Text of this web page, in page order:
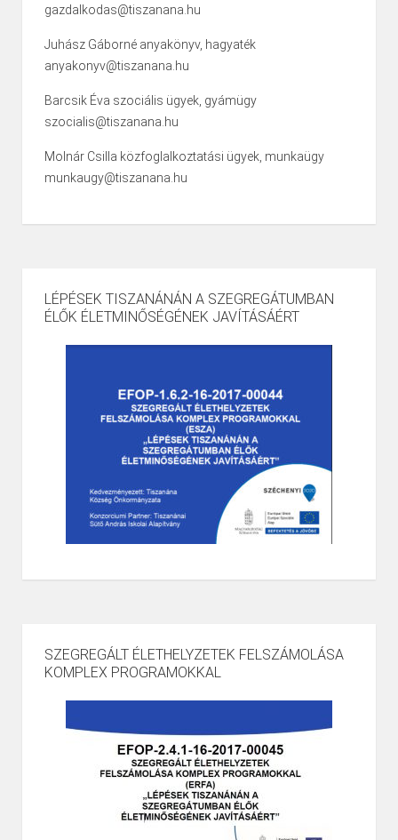
gazdalkodas@tiszanana.hu
Juhász Gáborné anyakönyv, hagyaték
anyakonyv@tiszanana.hu
Barcsik Éva szociális ügyek, gyámügy
szocialis@tiszanana.hu
Molnár Csilla közfoglalkoztatási ügyek, munkaügy
munkaugy@tiszanana.hu
LÉPÉSEK TISZANÁNÁN A SZEGREGÁTUMBAN
ÉLŐK ÉLETMINŐSÉGÉNEK JAVÍTÁSÁÉRT
SZEGREGÁLT ÉLETHELYZETEK FELSZÁMOLÁSA
KOMPLEX PROGRAMOKKAL